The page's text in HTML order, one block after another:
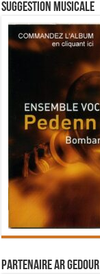
Suggestion musicale
Partenaire Ar Gedour